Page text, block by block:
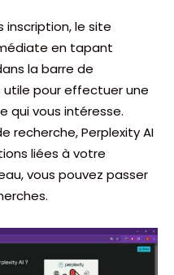
inscription, le site
en tapant
la barre de
utile pour effectuer une
qui vous intéresse.
recherche, Perplexity AI
liées à votre
vous pouvez passer